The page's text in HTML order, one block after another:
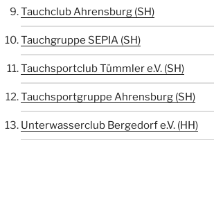
Tauchclub Ahrensburg (SH)
Tauchgruppe SEPIA (SH)
Tauchsportclub Tümmler e.V. (SH)
Tauchsportgruppe Ahrensburg (SH)
Unterwasserclub Bergedorf e.V. (HH)